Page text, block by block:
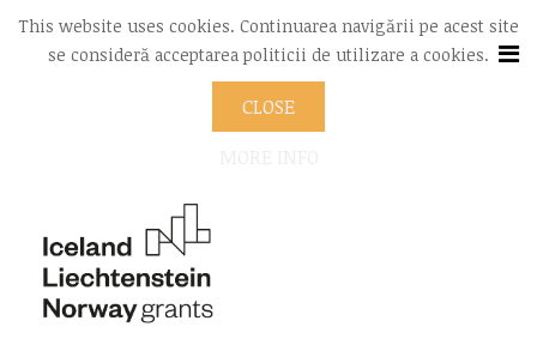
This website uses cookies. Continuarea navigării pe acest site
se consideră acceptarea politicii de utilizare a cookies.
CLOSE